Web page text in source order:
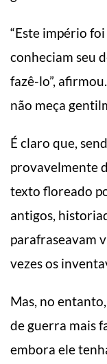
“Este império
conheciam seu
fazê-lo”,
não meça
É claro que,
provavelmente
texto floreado
antigos,
parafraseavam
vezes os
Mas, no
de guerra mais
embora ele